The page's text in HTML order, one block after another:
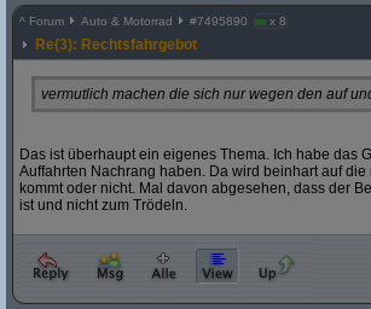
^ Forum Auto & Motorrad #7495890 x 8
Re(3): Rechtsfahrgebot
vermutlich machen die sich nur wegen den auf
Das ist überhaupt ein eigenes Thema. Ich habe das
Auffahrten Nachrang haben. Da wird beinhart auf
kommt oder nicht. Mal davon abgesehen, dass der
ist und nicht zum Trödeln.